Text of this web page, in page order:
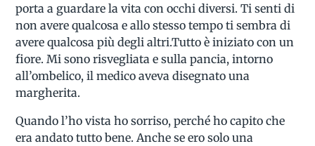
porta a guardare la vita con occhi diversi. Ti senti di
non avere qualcosa e allo stesso tempo ti sembra di
avere qualcosa più degli altri.Tutto è iniziato con un
fiore. Mi sono risvegliata e sulla pancia, intorno
all’ombelico, il medico aveva disegnato una
margherita.
Quando l’ho vista ho sorriso, perché ho capito che
era andato tutto bene. Anche se ero solo una